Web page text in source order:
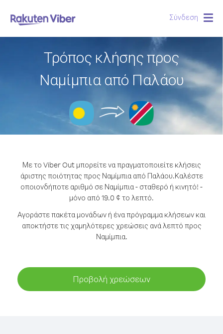
Σύνδεση
Τρόπος κλήσης προς
Ναμίμπια από Παλάου
Με το Viber Out μπορείτε να πραγματοποιείτε κλήσεις
άριστης ποιότητας προς Ναμίμπια από Παλάου.Καλέστε
οποιονδήποτε αριθμό σε Ναμίμπια - σταθερό ή κινητό! -
μόνο από 19.0 ¢ το λεπτό.
Αγοράστε πακέτα μονάδων ή ένα πρόγραμμα κλήσεων και
αποκτήστε τις χαμηλότερες χρεώσεις ανά λεπτό προς
Ναμίμπια.
Προβολή χρεώσεων